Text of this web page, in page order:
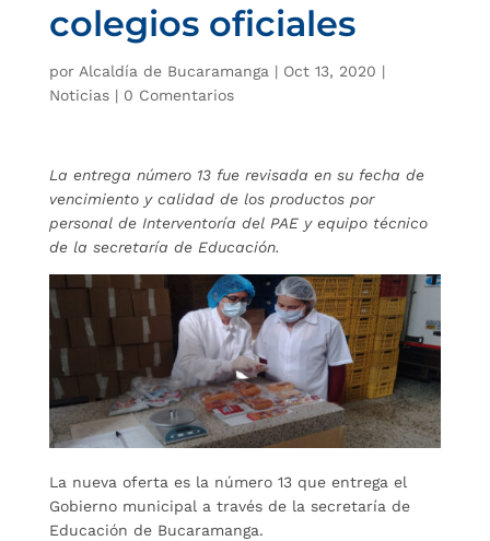
colegios oficiales
por Alcaldía de Bucaramanga | Oct 13, 2020 |
Noticias| 0 Comentarios
La entrega número 13 fue revisada en su fecha de
vencimiento y calidad de los productos por
personal de Interventoría del PAE y equipo técnico
de la secretaría de Educación.
La nueva oferta es la número 13 que entrega el
Gobierno municipal a través de la secretaría de
Educación de Bucaramanga.